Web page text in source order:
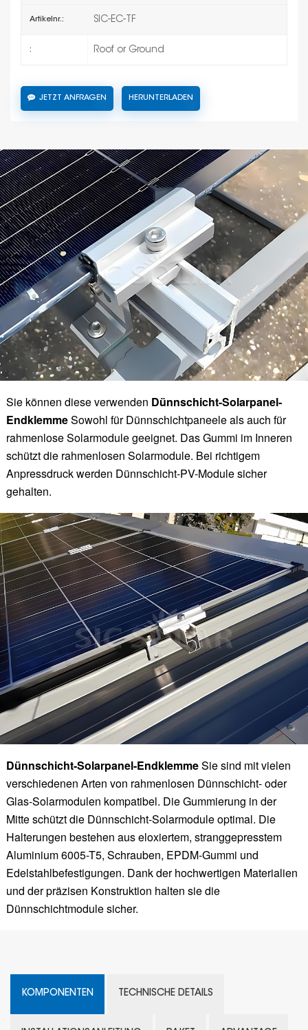
Artikelnr.: SIC-EC-TF
: Roof or Ground
JETZT ANFRAGEN HERUNTERLADEN
Sie können diese verwenden Dünnschicht-Solarpanel-
EndklemmeSowohl für Dünnschichtpaneele als auch für
rahmenlose Solarmodule geeignet. Das Gummi im Inneren
schützt die rahmenlosen Solarmodule. Bei richtigem
Anpressdruck werden Dünnschicht-PV-Module sicher
gehalten.
Dünnschicht-Solarpanel-EndklemmeSie sind mit vielen
verschiedenen Arten von rahmenlosen Dünnschicht- oder
Glas-Solarmodulen kompatibel. Die Gummierung in der
Mitte schützt die Dünnschicht-Solarmodule optimal. Die
Halterungen bestehen aus eloxiertem, stranggepresstem
Aluminium 6005-T5, Schrauben, EPDM-Gummi und
Edelstahlbefestigungen. Dank der hochwertigen Materialien
und der präzisen Konstruktion halten sie die
Dünnschichtmodule sicher.
KOMPONENTEN TECHNISCHE DETAILS